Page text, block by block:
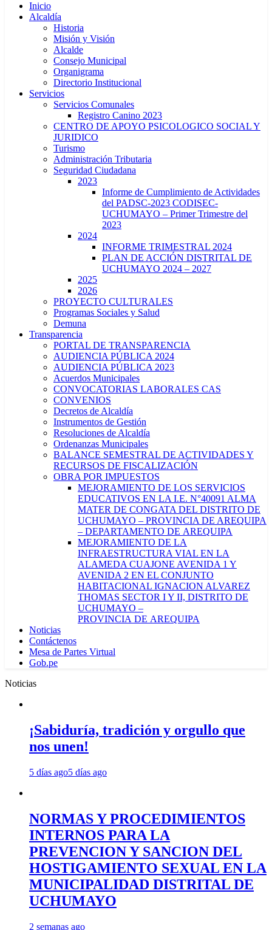
Inicio
Alcaldía
Historia
Misión y Visión
Alcalde
Consejo Municipal
Organigrama
Directorio Institucional
Servicios
Servicios Comunales
Registro Canino 2023
CENTRO DE APOYO PSICOLOGICO SOCIAL Y
JURIDICO
Turismo
Administración Tributaria
Seguridad Ciudadana
2023
Informe de Cumplimiento de Actividades
del PADSC-2023 CODISEC-
UCHUMAYO – Primer Trimestre del
2023
2024
INFORME TRIMESTRAL 2024
PLAN DE ACCIÓN DISTRITAL DE
UCHUMAYO 2024 – 2027
2025
2026
PROYECTO CULTURALES
Programas Sociales y Salud
Demuna
Transparencia
PORTAL DE TRANSPARENCIA
AUDIENCIA PÚBLICA 2024
AUDIENCIA PÚBLICA 2023
Acuerdos Municipales
CONVOCATORIAS LABORALES CAS
CONVENIOS
Decretos de Alcaldía
Instrumentos de Gestión
Resoluciones de Alcaldía
Ordenanzas Municipales
BALANCE SEMESTRAL DE ACTIVIDADES Y
RECURSOS DE FISCALIZACIÓN
OBRA POR IMPUESTOS
MEJORAMIENTO DE LOS SERVICIOS
EDUCATIVOS EN LA I.E. N°40091 ALMA
MATER DE CONGATA DEL DISTRITO DE
UCHUMAYO – PROVINCIA DE AREQUIPA
– DEPARTAMENTO DE AREQUIPA
MEJORAMIENTO DE LA
INFRAESTRUCTURA VIAL EN LA
ALAMEDA CUAJONE AVENIDA 1 Y
AVENIDA 2 EN EL CONJUNTO
HABITACIONAL IGNACION ALVAREZ
THOMAS SECTOR I Y II, DISTRITO DE
UCHUMAYO –
PROVINCIA DE AREQUIPA
Noticias
Contáctenos
Mesa de Partes Virtual
Gob.pe
Noticias
¡Sabiduría, tradición y orgullo que
nos unen!
5 días ago5 días ago
NORMAS Y PROCEDIMIENTOS
INTERNOS PARA LA
PREVENCION Y SANCION DEL
HOSTIGAMIENTO SEXUAL EN LA
MUNICIPALIDAD DISTRITAL DE
UCHUMAYO
2 semanas ago